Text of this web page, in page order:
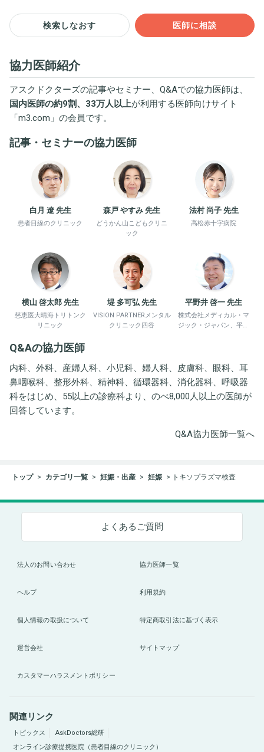
検索しなおす 医師に相談
協力医師紹介
アスクドクターズの記事やセミナー、Q&Aでの協力医師は、
国内医師の約9割、33万人以上が利用する医師向けサイト
「m3.com 」の会員です。
記事・セミナーの協力医師
白月 遼 先生
患者目線のクリニック
森戸 やすみ 先生
どうかん山こどもクリニ
ック
法村 尚子 先生
高松赤十字病院
横山 啓太郎 先生
慈恵医大晴海トリトンク
リニック
堤 多可弘 先生
VISION PARTNERメンタル
クリニック四谷
平野井 啓一 先生
株式会社メディカル・マ
ジック・ジャパン、平野
Q&Aの協力医師
内科、外科、産婦人科、小児科、婦人科、皮膚科、眼科、耳
鼻咽喉科、整形外科、精神科、循環器科、消化器科、呼吸器
科をはじめ、55以上の診療科より、のべ8,000人以上の医師が
回答しています。
Q&A協力医師一覧へ
トップ カテゴリ一覧 妊娠・出産 妊娠 トキソプラズマ検査
よくあるご質問
法人のお問い合わせ 協力医師一覧
ヘルプ 利用規約
個人情報の取扱について 特定商取引法に基づく表示
運営会社 サイトマップ
カスタマーハラスメントポリシー
関連リンク
トピックス
AskDoctors総研
オンライン診療提携医院（患者目線のクリニック）